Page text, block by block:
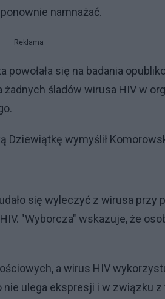
namnażać.
Reklama
się na badania
śladów wirusa HIV w
Dziewiątkę wymyślił
się wyleczyć z wirusa przy
"Wyborcza" wskazuje, że
a wirus HIV
nie ulega ekspresji i w związku